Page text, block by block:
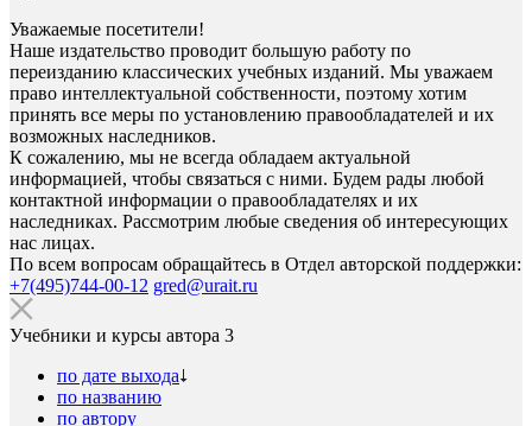
Уважаемые посетители!
Наше издательство проводит большую работу по
переизданию классических учебных изданий. Мы уважаем
право интеллектуальной собственности, поэтому хотим
принять все меры по установлению правообладателей и их
возможных наследников.
К сожалению, мы не всегда обладаем актуальной
информацией, чтобы связаться с ними. Будем рады любой
контактной информации о правообладателях и их
наследниках. Рассмотрим любые сведения об интересующих
нас лицах.
По всем вопросам обращайтесь в Отдел авторской поддержки:
+7(495)744-00-12 gred@urait.ru
Учебники и курсы автора 3
по дате выхода
по названию
по автору